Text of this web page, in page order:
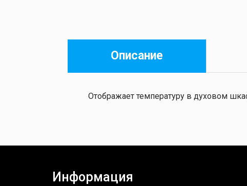
Описание
Отображает температуру в духовом
Информация